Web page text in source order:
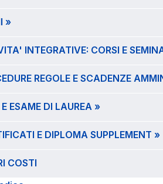
»
INTEGRATIVE: CORSI E
REGOLE E SCADENZE
E ESAME DI LAUREA »
E DIPLOMA SUPPLEMENT »
COSTI